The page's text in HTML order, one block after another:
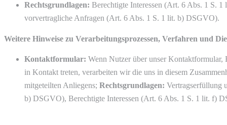
Rechtsgrundlagen: Berechtigte Interessen (Art. 6 Abs. 1 S.
vorvertragliche Anfragen (Art. 6 Abs. 1 S. 1 lit. b) DSGVO).
Weitere Hinweise zu Verarbeitungsprozessen, Verfahren und
Kontaktformular: Wenn Nutzer über unser
in Kontakt treten, verarbeiten wir die uns in diesem
mitgeteilten Anliegens; Rechtsgrundlagen: Vertragserfüllung
b) DSGVO), Berechtigte Interessen (Art. 6 Abs. 1 S. 1 lit. f)